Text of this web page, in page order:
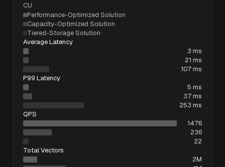
CU
Performance-Optimized Solution
Capacity-Optimized Solution
Tiered-Storage Solution
Average Latency
3 ms
21 ms
107 ms
P99 Latency
5 ms
37 ms
253 ms
QPS
1476
236
22
Total Vectors
2M